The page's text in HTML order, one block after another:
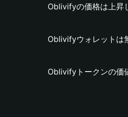
Oblivifyの価格は上昇
Oblivifyウォレットは
Oblivifyトークンの価